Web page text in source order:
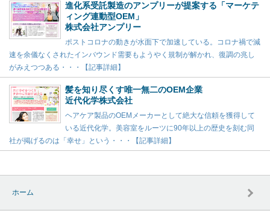
進化系受託製造のアンプリーが提案する「マーケテ
ィング連動型OEM」
株式会社アンプリー
ポストコロナの動きが水面下で加速している。コロナ禍で減
速を余儀なくされたインバウンド需要もようやく規制が解かれ、復調の兆し
がみえつつある・・・【記事詳細】
髪を知り尽くす唯一無二のOEM企業
近代化学株式会社
ヘアケア製品のOEMメーカーとして絶大な信頼を獲得して
いる近代化学。美容室をルーツに90年以上の歴史を刻む同
社が掲げるのは「幸せ」という・・・【記事詳細】
ホーム